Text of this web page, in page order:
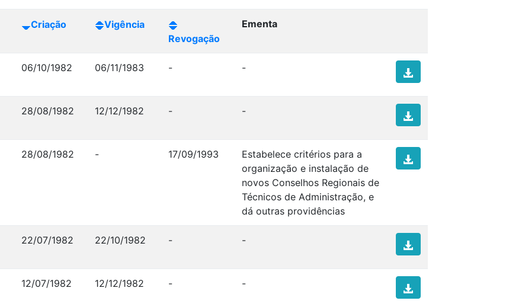
Criação
Vigência
Revogação
Ementa
06/10/1982 06/11/1983 - -
28/08/1982 12/12/1982 - -
28/08/1982 - 17/09/1993
Estabelece critérios para a
organização e instalação de
novos Conselhos Regionais de
Técnicos de Administração, e
dá outras providências
22/07/1982 22/10/1982 - -
12/07/1982 12/12/1982 - -